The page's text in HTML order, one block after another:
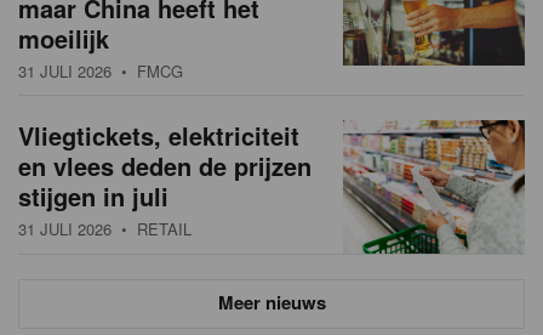
maar China heeft het
moeilijk
31 JULI 2026 • FMCG
Vliegtickets, elektriciteit
en vlees deden de prijzen
stijgen in juli
31 JULI 2026 • RETAIL
Meer nieuws